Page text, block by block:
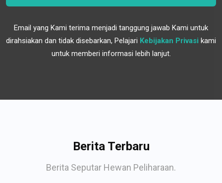
Email yang Kami terima menjadi tanggung jawab Kami untuk
dirahsiakan dan tidak disebarkan, Pelajari Kebijakan Privasi kami
untuk memberi informasi lebih lanjut.
Berita Terbaru
Berita Seputar Hewan Peliharaan.